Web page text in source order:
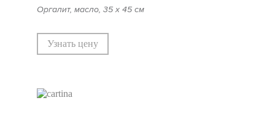
Оргалит, масло, 35 х 45 см
Узнать цену